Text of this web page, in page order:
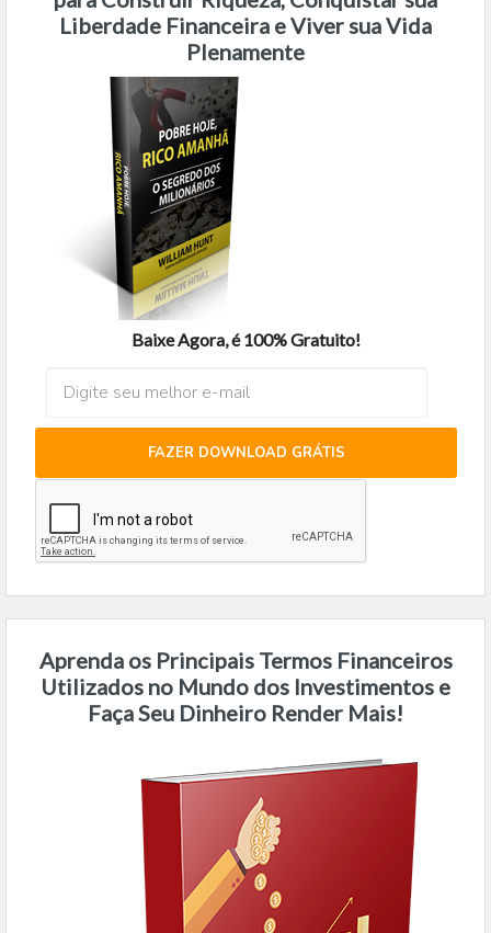
Liberdade Financeira e Viver sua Vida
Plenamente
Baixe Agora, é 100% Gratuito!
FAZER DOWNLOAD GRÁTIS
Aprenda os Principais Termos Financeiros
Utilizados no Mundo dos Investimentos e
Faça Seu Dinheiro Render Mais!